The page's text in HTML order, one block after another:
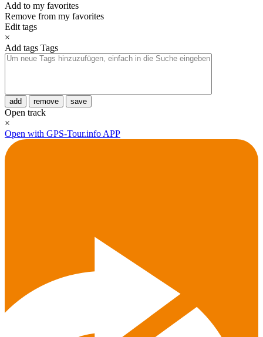
Add to my favorites
Remove from my favorites
Edit tags
×
Add tags Tags
add remove save
Open track
×
Open with GPS-Tour.info APP